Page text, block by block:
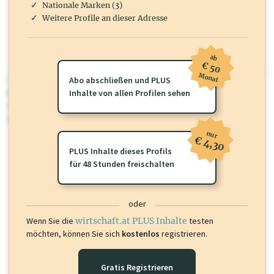
wirtschaft.at PLUS
Für dieses Profil gibt es zusätzlichewirtschaft.at PLUS Inhalte
oder loggen Sie sich ein um diese Inhalte zu sehen.
Nationale Marken (3)
Weitere Profile an dieser Adresse
Abo abschließen und PLUS
Inhalte von allen Profilen sehen
ab
€ 50
Monat
PLUS Inhalte dieses Profils
für 48 Stunden freischalten
nur
€ 4,30
oder
Wenn Sie die wirtschaft.at PLUS Inhalte testen
möchten, können Sie sich kostenlos registrieren.
Gratis Registrieren